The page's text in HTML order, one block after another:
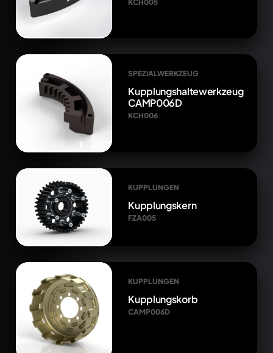
KCH005
SPEZIALWERKZEUG
Kupplungshaltewerkzeug
CAMP006D
KCH006
KUPPLUNGEN
Kupplungskern
FZA005
KUPPLUNGEN
Kupplungskorb
CAMP006D